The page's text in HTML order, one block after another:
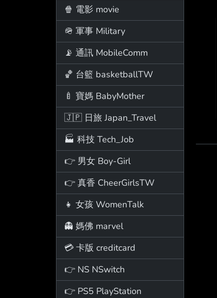
🍿 電影 movie
🪖 軍事 Military
📡 通訊 MobileComm
🏀 台籃 basketballTW
🍼 寶媽 BabyMother
🇯🇵 日旅 Japan_Travel
🏭 科技 Tech_Job
👉 男女 Boy-Girl
👉 真香 CheerGirlsTW
👧 女孩 WomenTalk
👻 媽佛 marvel
💳 卡版 creditcard
👉 NS NSwitch
👉 PS5 PlayStation